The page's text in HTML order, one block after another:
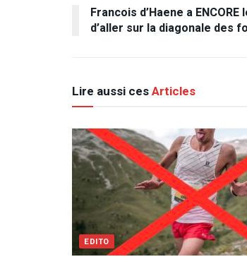
Francois d’Haene a ENCORE
d’aller sur la diagonale des
Lire aussi cesArticles
EDITO